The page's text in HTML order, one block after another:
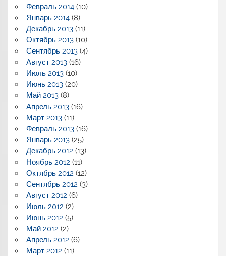
Февраль 2014(10)
Январь 2014(8)
Декабрь 2013(11)
Октябрь 2013(10)
Сентябрь 2013(4)
Август 2013(16)
Июль 2013(10)
Июнь 2013(20)
Май 2013(8)
Апрель 2013(16)
Март 2013(11)
Февраль 2013(16)
Январь 2013(25)
Декабрь 2012 (13)
Ноябрь 2012 (11)
Октябрь 2012 (12)
Сентябрь 2012 (3)
Август 2012 (6)
Июль 2012 (2)
Июнь 2012 (5)
Май 2012 (2)
Апрель 2012 (6)
Март 2012 (11)